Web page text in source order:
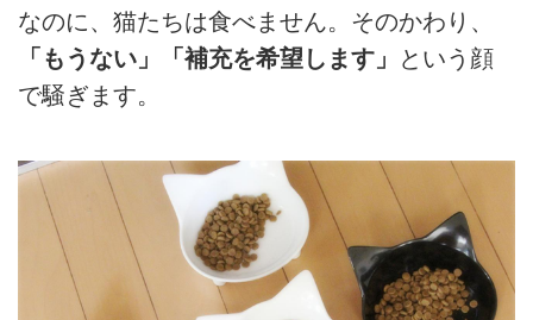
なのに、猫たちは食べません。そのかわり、
「もうない」「補充を希望します」
という顔
で騒ぎます。